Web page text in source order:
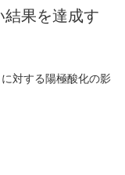
果を達成す